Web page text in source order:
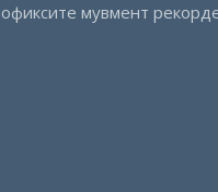
мувмент